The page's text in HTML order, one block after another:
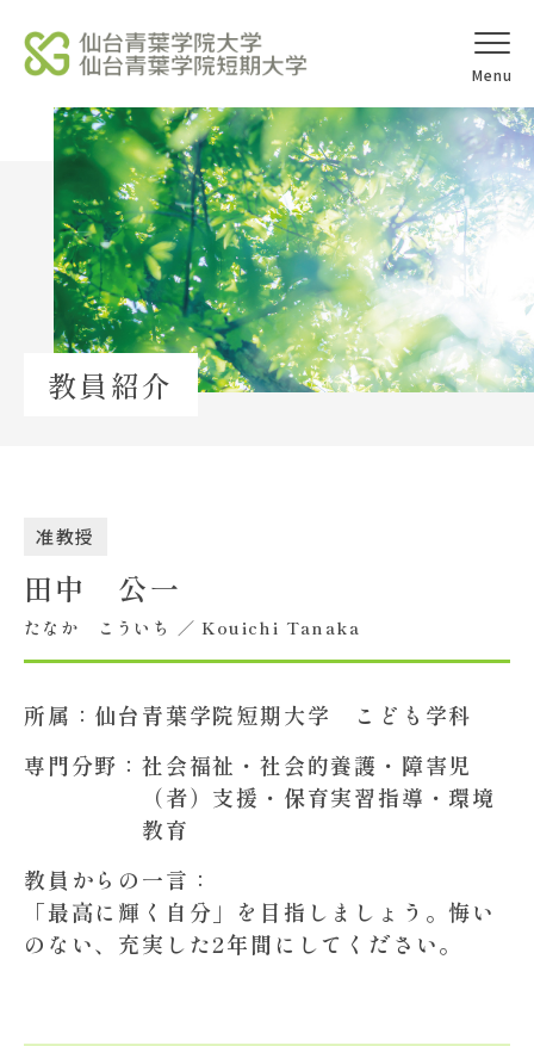
オープンキャ
ンパス
アクセス
学校法人北杜学園
Topics
イベント一覧
教職員募集
大学概要
教員紹介
准教授
田中 公一
たなか こういち ／ Kouichi Tanaka
所属： 仙台青葉学院短期大学 こども学科
専門分野： 社会福祉・社会的養護・障害児
（者）支援・保育実習指導・環境
教育
教員からの一言：
「最高に輝く自分」を目指しましょう。悔い
のない、充実した2年間にしてください。